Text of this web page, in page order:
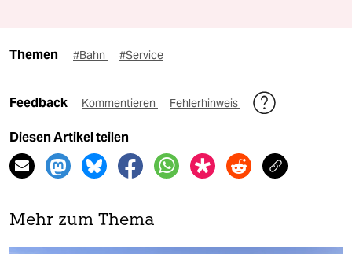
Themen #Bahn #Service
Feedback Kommentieren Fehlerhinweis
Diesen Artikel teilen
Mehr zum Thema